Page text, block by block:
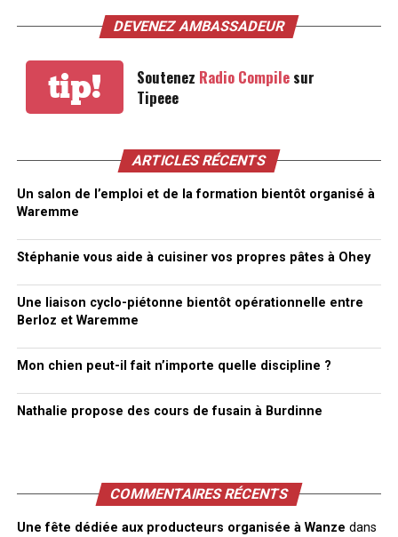
DEVENEZ AMBASSADEUR
tip! Soutenez Radio Compilesur
Tipeee
ARTICLES RÉCENTS
Un salon de l’emploi et de la formation bientôt organisé à
Waremme
Stéphanie vous aide à cuisiner vos propres pâtes à Ohey
Une liaison cyclo-piétonne bientôt opérationnelle entre
Berloz et Waremme
Mon chien peut-il fait n’importe quelle discipline ?
Nathalie propose des cours de fusain à Burdinne
COMMENTAIRES RÉCENTS
Une fête dédiée aux producteurs organisée à Wanze dans